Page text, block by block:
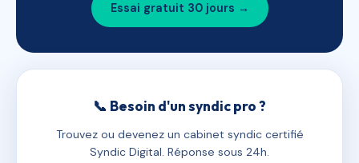
Essai gratuit 30 jours →
📞 Besoin d'un syndic pro ?
Trouvez ou devenez un cabinet syndic certifié
Syndic Digital. Réponse sous 24h.